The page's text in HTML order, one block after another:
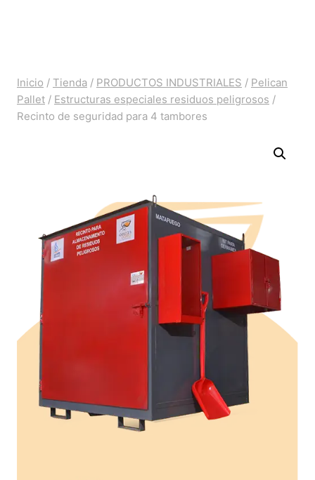
Inicio / Tienda / PRODUCTOS INDUSTRIALES / Pelican
Pallet / Estructuras especiales residuos peligrosos /
Recinto de seguridad para 4 tambores